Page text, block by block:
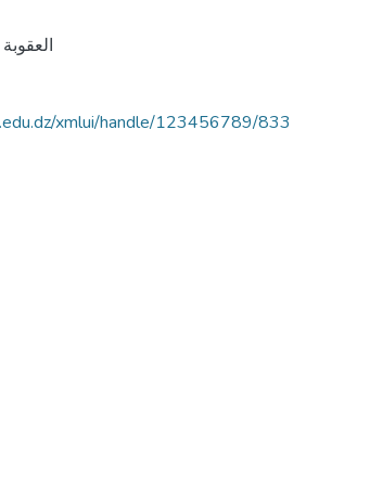
العقوبة
xmlui/handle/123456789/833